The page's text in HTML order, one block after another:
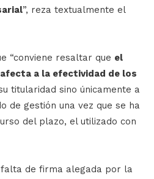
”, reza textualmente el
“conviene resaltar que el
a la efectividad de los
titularidad sino únicamente a
de gestión una vez que se ha
del plazo, el utilizado con
falta de firma alegada por la